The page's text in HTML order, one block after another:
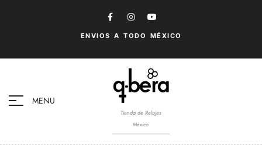
ENVIOS A TODO MÉXICO
MENU
Tienda de Relojes
México